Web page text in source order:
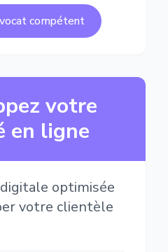
compétent
votre
en ligne
optimisée
votre clientèle